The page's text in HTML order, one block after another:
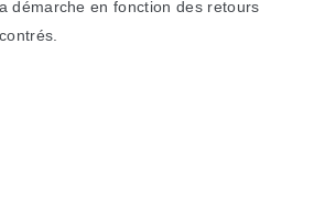
démarche en fonction des retours